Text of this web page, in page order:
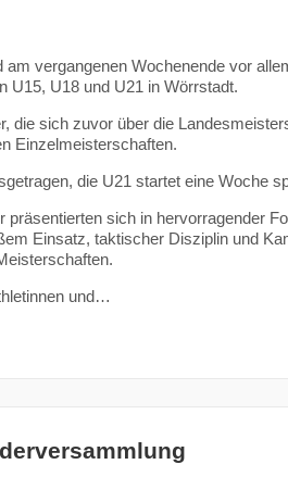
am vergangenen Wochenende vor
U15, U18 und U21 in Wörrstadt.
die sich zuvor über die
Einzelmeisterschaften.
die U21 startet eine Woche
präsentierten sich in hervorragender
Einsatz, taktischer Disziplin und
und…